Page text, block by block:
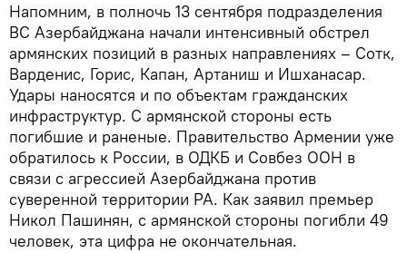
Напомним, в полночь 13 сентября подразделения
ВС Азербайджана начали интенсивный обстрел
армянских позиций в разных направлениях – Сотк,
Варденис, Горис, Капан, Артаниш и Ишханасар.
Удары наносятся и по объектам гражданских
инфраструктур. С армянской стороны есть
погибшие и раненые. Правительство Армении уже
обратилось к России, в ОДКБ и Совбез ООН в
связи с агрессией Азербайджана против
суверенной территории РА. Как заявил премьер
Никол Пашинян, с армянской стороны погибли 49
человек, эта цифра не окончательная.